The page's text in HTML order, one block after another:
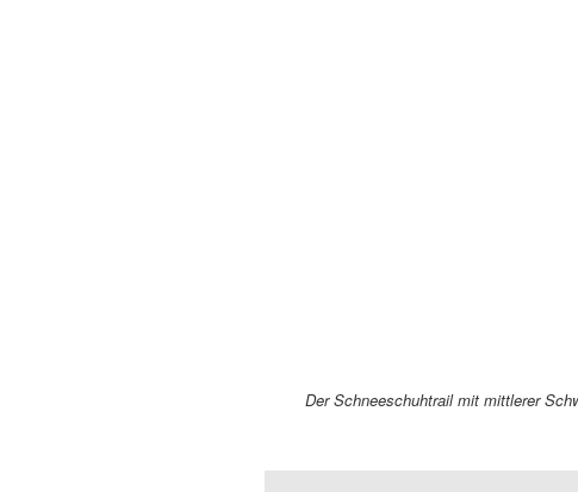
Der Schneeschuhtrail mit mittlerer